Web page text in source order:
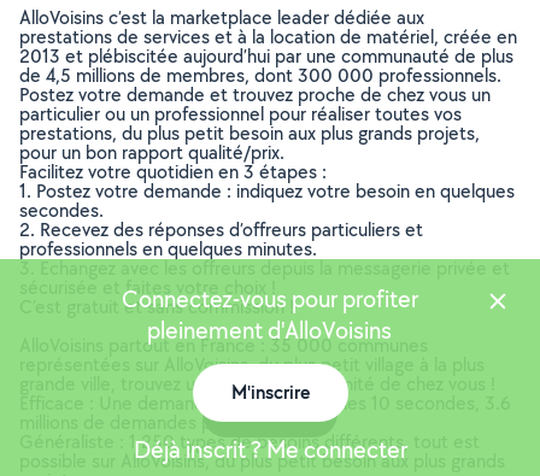
AlloVoisins c’est la marketplace leader dédiée aux
prestations de services et à la location de matériel, créée en
2013 et plébiscitée aujourd’hui par une communauté de plus
de 4,5 millions de membres, dont 300 000 professionnels.
Postez votre demande et trouvez proche de chez vous un
particulier ou un professionnel pour réaliser toutes vos
prestations, du plus petit besoin aux plus grands projets,
pour un bon rapport qualité/prix.
Facilitez votre quotidien en 3 étapes :
1. Postez votre demande : indiquez votre besoin en quelques
secondes.
2. Recevez des réponses d’offreurs particuliers et
professionnels en quelques minutes.
sécurisée et faites votre choix !
C’est gratuit et sans commission !
AlloVoisins partout en France : 35 000 communes
représentées sur AlloVoisins, du plus petit village à la plus
grande ville, trouvez un membre à proximité de chez vous !
Efficace : Une demande postée toutes les 10 secondes, 3.6
millions de demandes postées par an
Généraliste : 1 250 types de besoins différents, tout est
possible sur AlloVoisins, du plus petit besoin aux plus grands
Connectez-vous pour profiter
pleinement d'AlloVoisins
M'inscrire
Déjà inscrit ? Me connecter